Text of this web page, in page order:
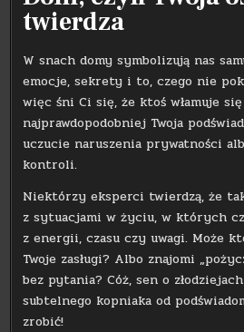
twierdza
W snach domy symbolizują nas
emocje, sekrety i to, czego nie
więc śni Ci się, że ktoś włamuje
najprawdopodobniej Twoja
uczucie naruszenia prywatności
kontroli.
Niektórzy eksperci twierdzą, że
z sytuacjami w życiu, w których
z energii, czasu czy uwagi. Może
Twoje zasługi? Albo znajomi
bez pytania? Cóż, sen o
subtelnego kopniaka od
zrobić!